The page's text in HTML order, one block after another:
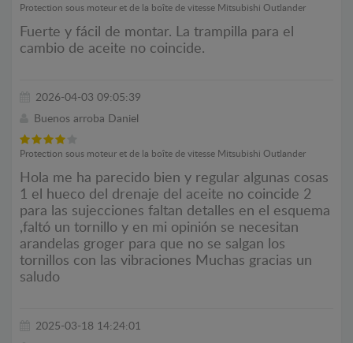
Protection sous moteur et de la boîte de vitesse Mitsubishi Outlander
Fuerte y fácil de montar. La trampilla para el
cambio de aceite no coincide.
2026-04-03 09:05:39
Buenos arroba Daniel
Protection sous moteur et de la boîte de vitesse Mitsubishi Outlander
Hola me ha parecido bien y regular algunas cosas
1 el hueco del drenaje del aceite no coincide 2
para las sujecciones faltan detalles en el esquema
,faltó un tornillo y en mi opinión se necesitan
arandelas groger para que no se salgan los
tornillos con las vibraciones Muchas gracias un
saludo
2025-03-18 14:24:01